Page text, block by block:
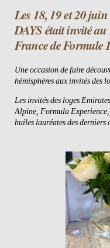
Les 18, 19 et 20
DAYS était invité
France de Formule
Une occasion de faire
hémisphères aux invités des
Les invités des loges
Alpine, Formula
huiles lauréates des